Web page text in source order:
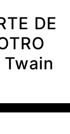
DE